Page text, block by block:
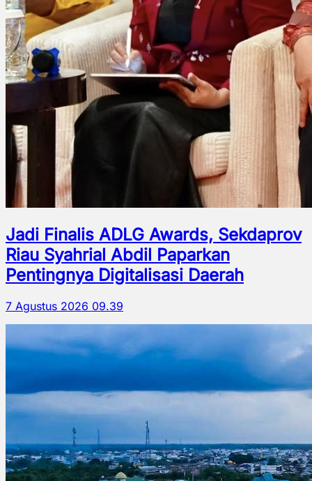
Jadi Finalis ADLG Awards, Sekdaprov
Riau Syahrial Abdil Paparkan
Pentingnya Digitalisasi Daerah
7 Agustus 2026 09.39